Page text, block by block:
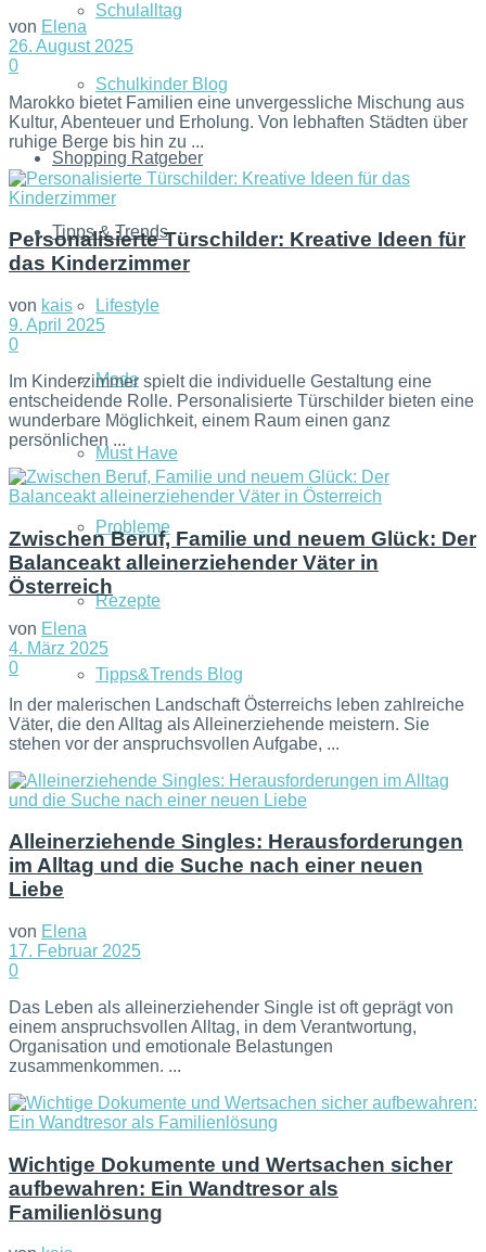
Schulalltag
Schulkinder Blog
Shopping Ratgeber
Tipps & Trends
Lifestyle
Mode
Must Have
Probleme
Rezepte
Tipps&Trends Blog
von Elena
26. August 2025
0
Marokko bietet Familien eine unvergessliche Mischung aus
Kultur, Abenteuer und Erholung. Von lebhaften Städten über
ruhige Berge bis hin zu ...
Personalisierte Türschilder: Kreative Ideen für
das Kinderzimmer
von kais
9. April 2025
0
Im Kinderzimmer spielt die individuelle Gestaltung eine
entscheidende Rolle. Personalisierte Türschilder bieten eine
wunderbare Möglichkeit, einem Raum einen ganz
persönlichen ...
Zwischen Beruf, Familie und neuem Glück: Der
Balanceakt alleinerziehender Väter in
Österreich
von Elena
4. März 2025
0
In der malerischen Landschaft Österreichs leben zahlreiche
Väter, die den Alltag als Alleinerziehende meistern. Sie
stehen vor der anspruchsvollen Aufgabe, ...
Alleinerziehende Singles: Herausforderungen
im Alltag und die Suche nach einer neuen
Liebe
von Elena
17. Februar 2025
0
Das Leben als alleinerziehender Single ist oft geprägt von
einem anspruchsvollen Alltag, in dem Verantwortung,
Organisation und emotionale Belastungen
zusammenkommen. ...
Wichtige Dokumente und Wertsachen sicher
aufbewahren: Ein Wandtresor als
Familienlösung